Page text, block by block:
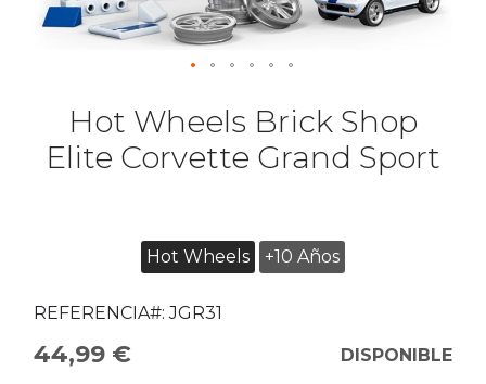
Hot Wheels Brick Shop
Elite Corvette Grand Sport
Hot Wheels +10 Años
REFERENCIA#: JGR31
44,99 € DISPONIBLE